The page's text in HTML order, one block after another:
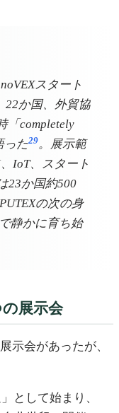
スタート
22か国、外貿協
「completely
った29。展示範
IoT、スタート
23か国約500
の次の身
静かに育ち始
展示会
示会があったが、
として始まり、